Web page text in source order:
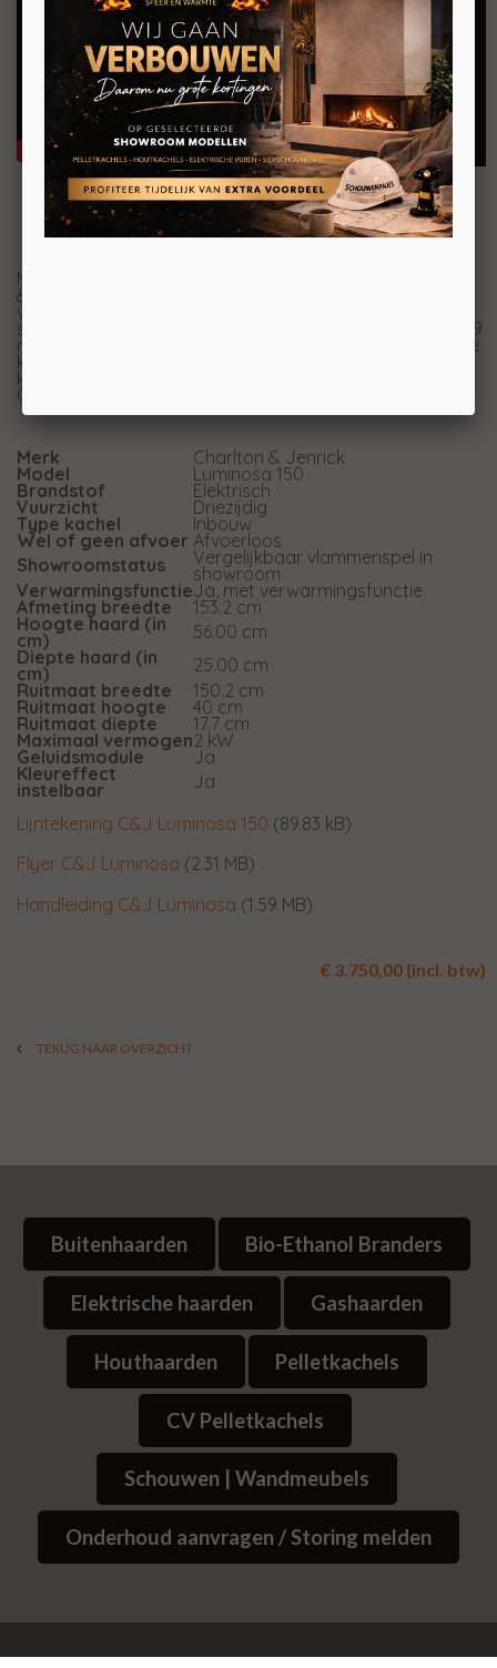
Met de nieuwe Real Flame Technology biedt de Charlton
& Jenrick Luminosa 150 de helderste, meest realistische
vlammen ooit gezien op een elektrische haard. Deze
schitterende haard heeft 16 verschillende vlameffecten, 9
regelbare kleuren in de houtstammen en 10 verschillende
kleuren in het gloeiend vuurbed. Dit alles is net als het
knisperende geluid eenvoudig te regelen met de nieuwe
C&J Smart app.
Merk Charlton & Jenrick
Model Luminosa 150
Brandstof Elektrisch
Vuurzicht Driezijdig
Type kachel Inbouw
Wel of geen afvoer Afvoerloos
Showroomstatus
Vergelijkbaar vlammenspel in
showroom
VerwarmingsfunctieJa, met verwarmingsfunctie
Afmeting breedte 153.2 cm
Hoogte haard (in
cm)
56.00 cm
Diepte haard (in
cm)
25.00 cm
Ruitmaat breedte
150.2 cm
Ruitmaat hoogte 40 cm
Ruitmaat diepte 17.7 cm
Maximaal vermogen2 kW
Geluidsmodule Ja
Kleureffect
instelbaar
Ja
Lijntekening C&J Luminosa 150 (89.83 kB)
Flyer C&J Luminosa (2.31 MB)
Handleiding C&J Luminosa (1.59 MB)
€ 3.750,00 (incl. btw)
TERUG NAAR OVERZICHT
Buitenhaarden Bio-Ethanol Branders
Elektrische haarden Gashaarden
Houthaarden Pelletkachels
CV Pelletkachels
Schouwen | Wandmeubels
Onderhoud aanvragen / Storing melden
© 2026Website Bedrijvenpresentatie.nl